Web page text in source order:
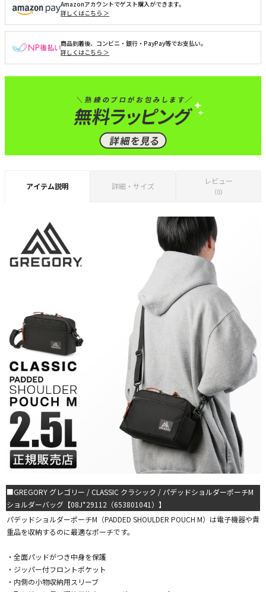
Amazonアカウントでゲスト購入ができます。
詳しくはこちら ＞
商品到着後、コンビニ・銀行・PayPay等でお支払い。
詳しくはこちら ＞
アイテム説明 詳細・サイズ
レビュー
（0）
■GREGORY グレゴリー / CLASSIC クラシック / パデッドショルダーポーチM
ショルダーバッグ【08J*29112（653801041）】
パデッドショルダーポーチM（PADDED SHOULDER POUCH M）は電子機器や貴
重品を収納するのに最適なポーチです。
・全面パッドがつき中身を保護
・ジッパー付フロントポケット
・内側の小物収納用スリーブ